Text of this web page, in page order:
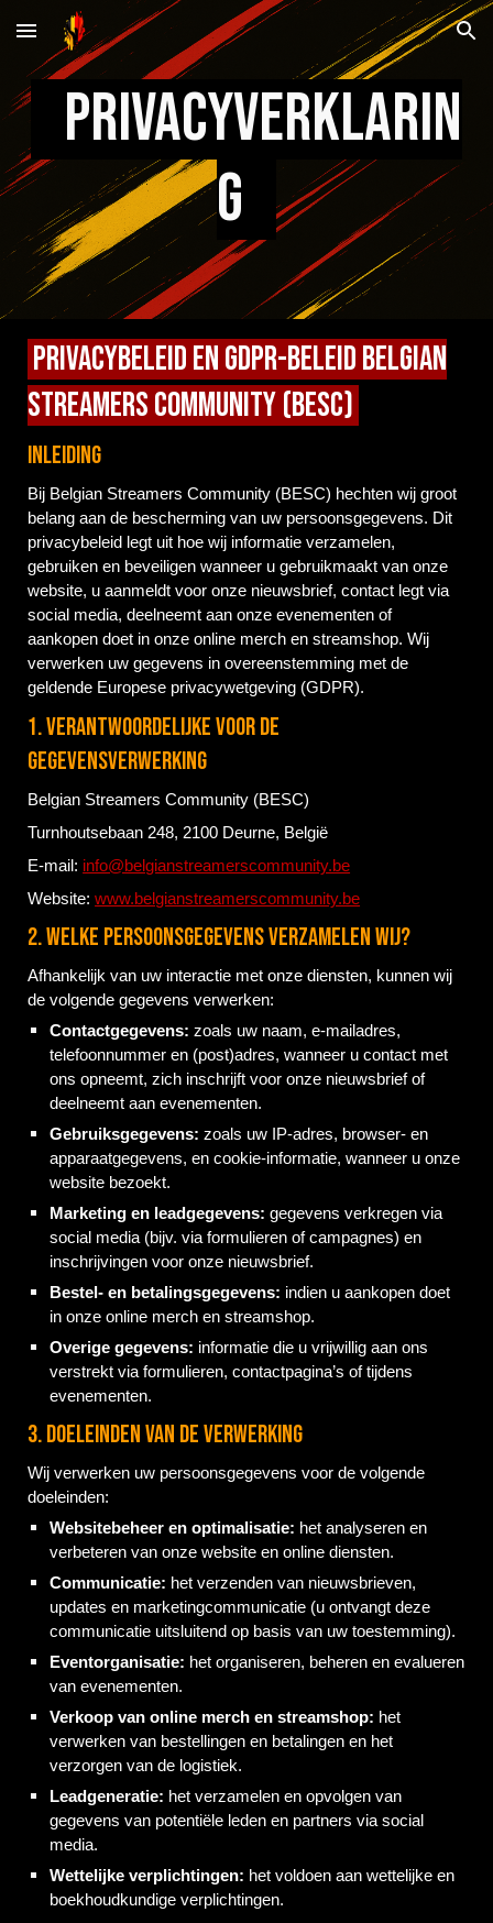
Skip to main content Skip to navigation
Privacyverklarin
g
Privacybeleid en GDPR-beleid Belgian
Streamers Community (BESC)
Inleiding
Bij Belgian Streamers Community (BESC) hechten wij groot
belang aan de bescherming van uw persoonsgegevens. Dit
privacybeleid legt uit hoe wij informatie verzamelen,
gebruiken en beveiligen wanneer u gebruikmaakt van onze
website, u aanmeldt voor onze nieuwsbrief, contact legt via
social media, deelneemt aan onze evenementen of
aankopen doet in onze online merch en streamshop. Wij
verwerken uw gegevens in overeenstemming met de
geldende Europese privacywetgeving (GDPR).
1. Verantwoordelijke voor de
gegevensverwerking
Belgian Streamers Community (BESC)
Turnhoutsebaan 248, 2100 Deurne, België
E-mail: info@belgianstreamerscommunity.be
Website:www.belgianstreamerscommunity.be
2. Welke persoonsgegevens verzamelen wij?
Afhankelijk van uw interactie met onze diensten, kunnen wij
de volgende gegevens verwerken:
Contactgegevens: zoals uw naam, e-mailadres,
telefoonnummer en (post)adres, wanneer u contact met
ons opneemt, zich inschrijft voor onze nieuwsbrief of
deelneemt aan evenementen.
Gebruiksgegevens: zoals uw IP-adres, browser- en
apparaatgegevens, en cookie-informatie, wanneer u onze
website bezoekt.
Marketing en leadgegevens: gegevens verkregen via
social media (bijv. via formulieren of campagnes) en
inschrijvingen voor onze nieuwsbrief.
Bestel- en betalingsgegevens: indien u aankopen doet
in onze online merch en streamshop.
Overige gegevens: informatie die u vrijwillig aan ons
verstrekt via formulieren, contactpagina’s of tijdens
evenementen.
3. Doeleinden van de verwerking
Wij verwerken uw persoonsgegevens voor de volgende
doeleinden:
Websitebeheer en optimalisatie: het analyseren en
verbeteren van onze website en online diensten.
Communicatie: het verzenden van nieuwsbrieven,
updates en marketingcommunicatie (u ontvangt deze
communicatie uitsluitend op basis van uw toestemming).
Eventorganisatie: het organiseren, beheren en evalueren
van evenementen.
Verkoop van online merch en streamshop: het
verwerken van bestellingen en betalingen en het
verzorgen van de logistiek.
Leadgeneratie: het verzamelen en opvolgen van
gegevens van potentiële leden en partners via social
media.
Wettelijke verplichtingen: het voldoen aan wettelijke en
boekhoudkundige verplichtingen.